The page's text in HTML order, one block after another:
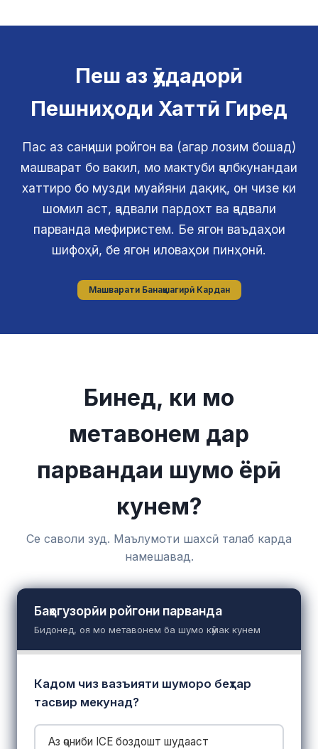
Пеш аз ӯҳдадорӣ
Пешниҳоди Хаттӣ Гиред
Пас аз санҷиши ройгон ва (агар лозим бошад)
машварат бо вакил, мо мактуби ҷалбкунандаи
хаттиро бо музди муайяни дақиқ, он чизе ки
шомил аст, ҷадвали пардохт ва ҷадвали
парванда мефиристем. Бе ягон ваъдаҳои
шифоҳӣ, бе ягон иловаҳои пинҳонӣ.
Машварати Банақшагирӣ Кардан
Бинед, ки мо
метавонем дар
парвандаи шумо ёрӣ
кунем?
Се саволи зуд. Маълумоти шахсӣ талаб карда
намешавад.
Баҳогузорӣи ройгони парванда
Бидонед, оя мо метавонем ба шумо кӯмак кунем
Кадом чиз вазъияти шуморо беҳтар
тасвир мекунад?
Аз ҷониби ICE боздошт шудааст